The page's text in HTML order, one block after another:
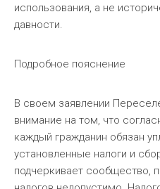
использования, а не
давности.
Подробное пояснение
В своем заявлении
внимание на том, что
каждый гражданин обязан
установленные налоги и
подчеркивает сообщество,